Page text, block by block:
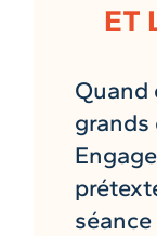
ET
Quand
grands